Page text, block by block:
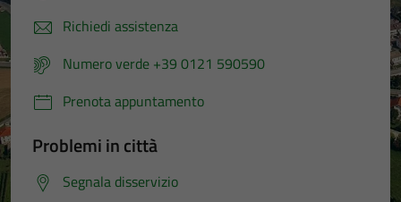
Richiedi assistenza
Numero verde +39 0121 590590
Prenota appuntamento
Problemi in città
Segnala disservizio
per il